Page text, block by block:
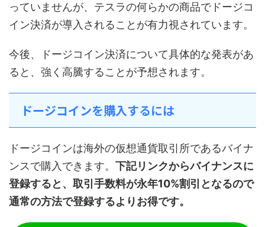
っていませんが、テスラの何らかの商品でドージコ
イン決済が導入されることが有力視されています。
今後、ドージコイン決済について具体的な発表があ
ると、強く高騰することが予想されます。
ドージコインを購入するには
ドージコインは海外の仮想通貨取引所であるバイナ
ンスで購入できます。 下記リンクからバイナンスに
登録すると、取引手数料が永年10%割引となるので
通常の方法で登録するよりお得です。